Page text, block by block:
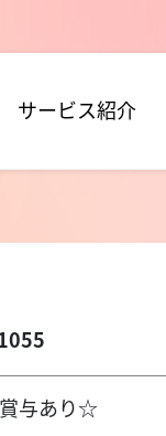
サービス紹介
与あり☆